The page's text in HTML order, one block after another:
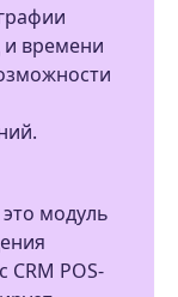
времени
модуль
CRM POS-